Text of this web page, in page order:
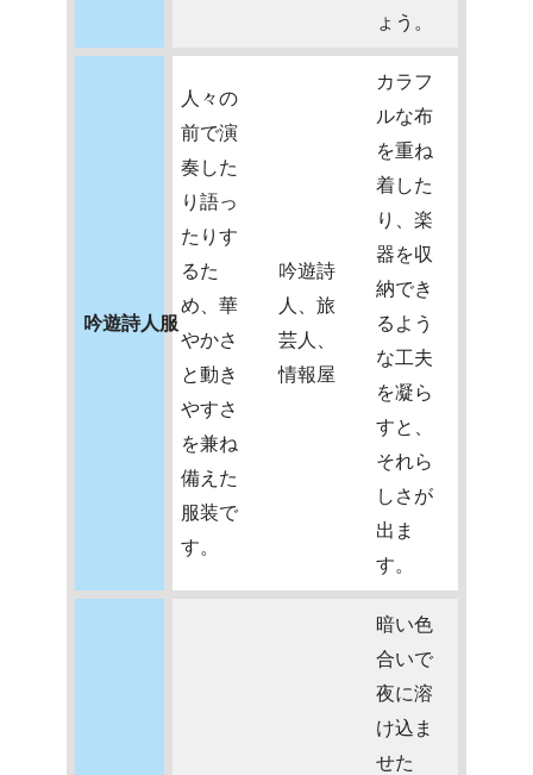
ょう。
吟遊詩人服
人々の
前で演
奏した
り語っ
たりす
るた
め、華
やかさ
と動き
やすさ
を兼ね
備えた
服装で
す。
吟遊詩
人、旅
芸人、
情報屋
カラフ
ルな布
を重ね
着した
り、楽
器を収
納でき
るよう
な工夫
を凝ら
すと、
それら
しさが
出ま
す。
暗い色
合いで
夜に溶
け込ま
せた